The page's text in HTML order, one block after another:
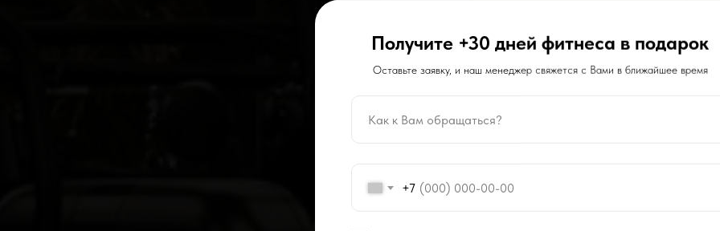
Получите +30 дней фитнеса в подарок
Оставьте заявку, и наш менеджер свяжется с Вами в ближайшее время
+7